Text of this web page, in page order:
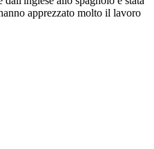
apprezzato molto il lavoro